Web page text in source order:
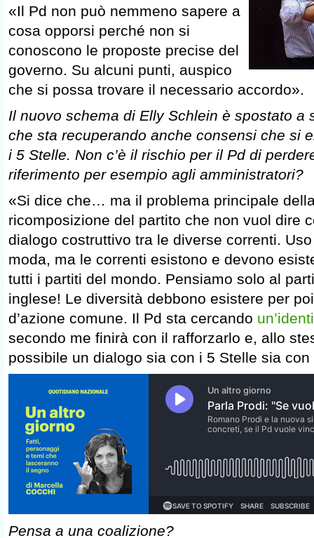
«Il Pd non può nemmeno sapere a
cosa opporsi perché non si
conoscono le proposte precise del
governo. Su alcuni punti, auspico
che si possa trovare il necessario accordo».
Il nuovo schema di Elly Schlein è spostato a
che sta recuperando anche consensi che si
i 5 Stelle. Non c’è il rischio per il Pd di
riferimento per esempio agli amministratori?
«Si dice che… ma il problema principale
ricomposizione del partito che non vuol dire
dialogo costruttivo tra le diverse correnti.
moda, ma le correnti esistono e devono
tutti i partiti del mondo. Pensiamo solo al
inglese! Le diversità debbono esistere per
d’azione comune. Il Pd sta cercando
secondo me finirà con il rafforzarlo e, allo
possibile un dialogo sia con i 5 Stelle sia con
Pensa a una coalizione?